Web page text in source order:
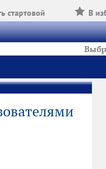
В
стартовой